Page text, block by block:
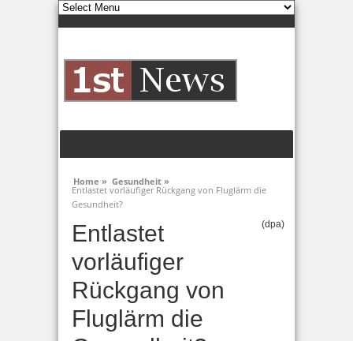
Home » Gesundheit »
Entlastet vorläufiger Rückgang von Fluglärm die
Gesundheit?
Entlastet
vorläufiger
Rückgang von
Fluglärm die
(dpa)